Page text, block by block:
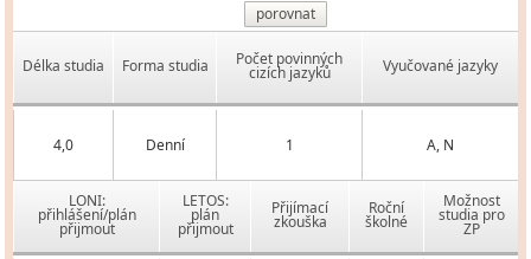
porovnat
Délka studia Forma studia Počet povinných
cizích jazyků Vyučované jazyky
4,0 Denní 1 A, N
LONI:
přihlášení/plán
přijmout
LETOS:
plán
přijmout
Přijímací
zkouška
Roční
školné
Možnost
studia pro
ZP